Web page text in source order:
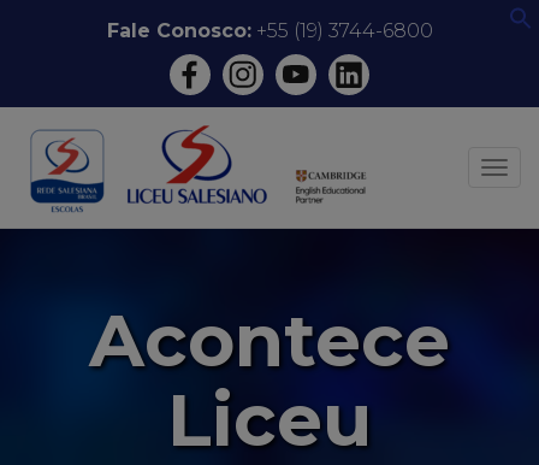
conteúdo
Fale Conosco:+55 (19) 3744-6800
Acontece
Liceu